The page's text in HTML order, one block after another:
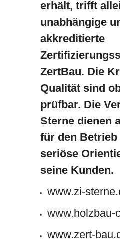
erhält, trifft
unabhängige
akkreditierte
ZertBau. Die
Qualität sind
prüfbar. Die
Sterne dienen
für den Betrieb
seriöse
seine Kunden.
www.zi-
www.holzbau-
www.zert-